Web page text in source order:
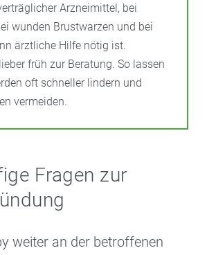
Arzneimittel, bei
wunden Brustwarzen und bei
ärztliche Hilfe nötig ist.
früh zur Beratung. So lassen
oft schneller lindern und
vermeiden.
Fragen zur
weiter an der betroffenen